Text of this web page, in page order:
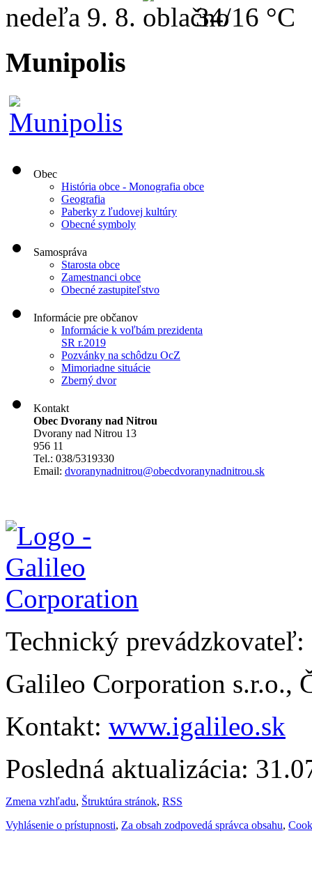
nedeľa 9. 8. 34/16 °C
Munipolis
Obec
História obce - Monografia obce
Geografia
Paberky z ľudovej kultúry
Obecné symboly
Samospráva
Starosta obce
Zamestnanci obce
Obecné zastupiteľstvo
Informácie pre občanov
Informácie k voľbám prezidenta
SR r.2019
Pozvánky na schôdzu OcZ
Mimoriadne situácie
Zberný dvor
Kontakt
Obec Dvorany nad Nitrou
Dvorany nad Nitrou 13
956 11
Tel.: 038/5319330
Email: dvoranynadnitrou@obecdvoranynadnitrou.sk
Technický prevádzkovateľ:
Galileo Corporation s.r.o.,
Kontakt: www.igalileo.sk
Posledná aktualizácia:
Zmena vzhľadu, Štruktúra stránok, RSS
Vyhlásenie o prístupnosti, Za obsah zodpovedá správca obsahu,